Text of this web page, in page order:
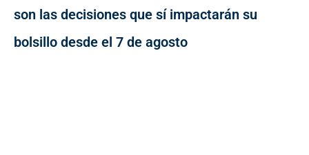
son las decisiones que sí impactarán su
bolsillo desde el 7 de agosto